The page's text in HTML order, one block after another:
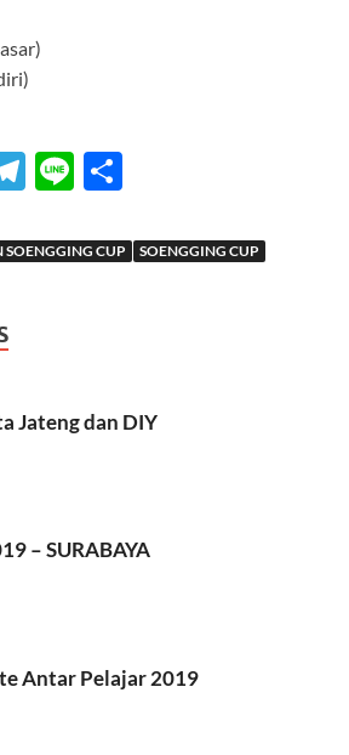
T
e
Li
e ar
CUP SOENGGING CUP
Jateng dan DIY
– SURABAYA
Antar Pelajar 2019